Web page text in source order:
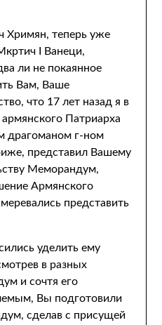
Хримян, теперь уже
I Ванеци,
ли не покаянное
Вам, Ваше
что 17 лет назад я в
армянского Патриарха
драгоманом г-ном
представил Вашему
Меморандум,
Армянского
представить
уделить ему
в разных
и сочтя его
Вы подготовили
сделав с присущей